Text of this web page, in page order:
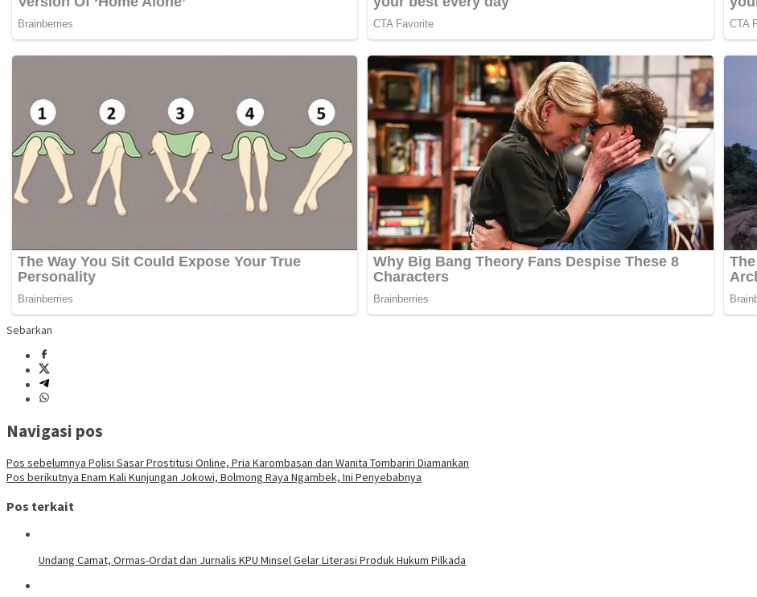
Sebarkan
Navigasi pos
Pos sebelumnya Polisi Sasar Prostitusi Online, Pria Karombasan dan Wanita Tombariri Diamankan
Pos berikutnya Enam Kali Kunjungan Jokowi, Bolmong Raya Ngambek, Ini Penyebabnya
Pos terkait
Undang Camat, Ormas-Ordat dan Jurnalis KPU Minsel Gelar Literasi Produk Hukum Pilkada